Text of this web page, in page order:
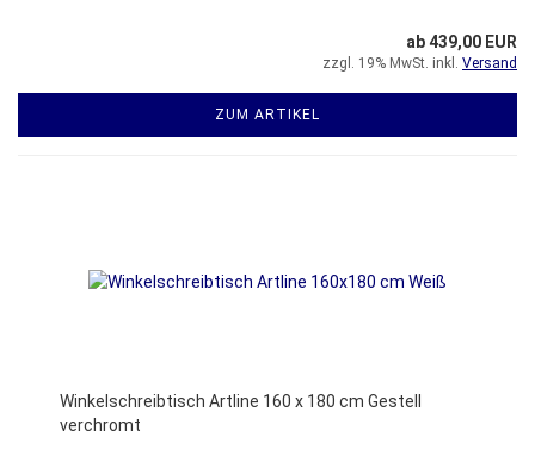
ab 439,00 EUR
zzgl. 19% MwSt. inkl. Versand
ZUM ARTIKEL
Winkelschreibtisch Artline 160 x 180 cm Gestell
verchromt